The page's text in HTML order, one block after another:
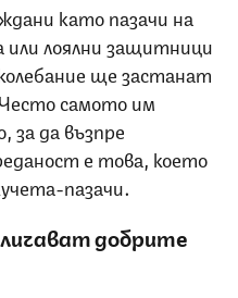
като пазачи на
лоялни защитници
ще застанат
самото им
за да възпре
е това, което
пазачи.
добрите